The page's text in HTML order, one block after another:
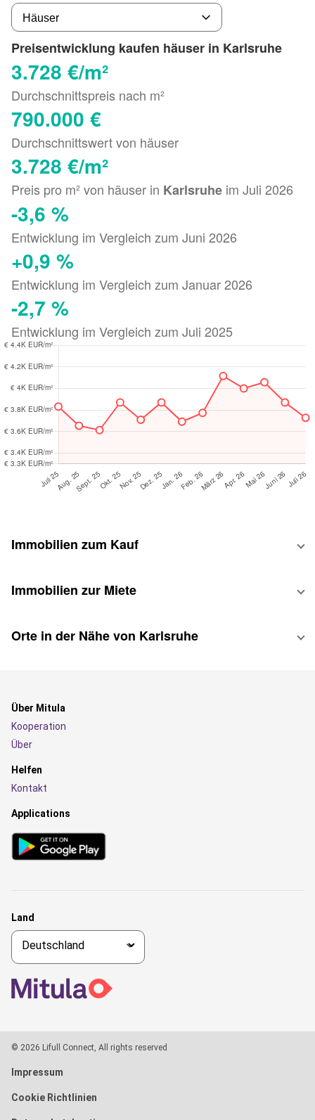
Preisentwicklung kaufen häuser in Karlsruhe
3.728 €/m²
Durchschnittspreis nach m²
790.000 €
Durchschnittswert von häuser
3.728 €/m²
Preis pro m² von häuser in Karlsruhe im Juli 2026
-3,6 %
Entwicklung im Vergleich zum Juni 2026
+0,9 %
Entwicklung im Vergleich zum Januar 2026
-2,7 %
Entwicklung im Vergleich zum Juli 2025
Immobilien zum Kauf
Immobilien zur Miete
Orte in der Nähe von Karlsruhe
Über Mitula
Kooperation
Über
Helfen
Kontakt
Applications
Land
© 2026 Lifull Connect, All rights reserved
Impressum
Cookie Richtlinien